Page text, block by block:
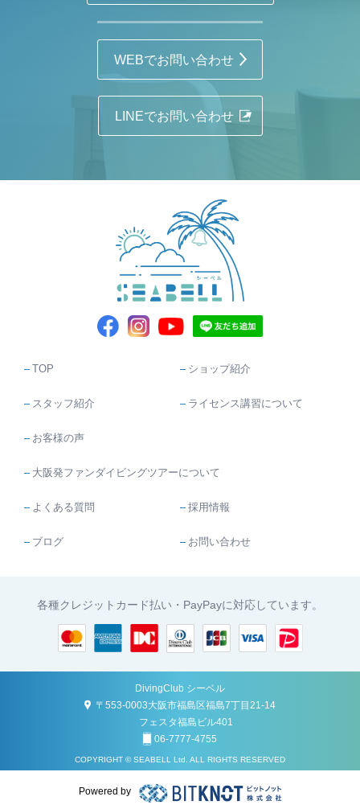
WEBでお問い合わせ
LINEでお問い合わせ
TOP ショップ紹介
スタッフ紹介 ライセンス講習について
お客様の声
大阪発ファンダイビングツアーについて
よくある質問 採用情報
ブログ お問い合わせ
各種クレジットカード払い・PayPayに対応しています。
DivingClub シーベル
〒553-0003大阪市福島区福島7丁目21-14
フェスタ福島ビル401
06-7777-4755
COPYRIGHT © SEABELL Ltd. ALL RIGHTS RESERVED
Powered by